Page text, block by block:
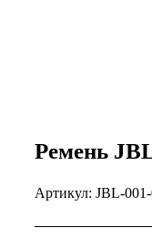
Ремень
Артикул: JBL-